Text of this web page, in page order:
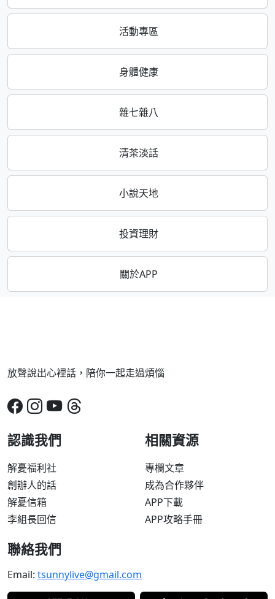
活動專區
身體健康
雜七雜八
清茶淡話
小說天地
投資理財
關於APP
放聲說出心裡話，陪你一起走過煩惱
認識我們
解憂福利社
創辦人的話
解憂信箱
李組長回信
相關資源
專欄文章
成為合作夥伴
APP下載
APP攻略手冊
聯絡我們
Email: tsunnylive@gmail.com